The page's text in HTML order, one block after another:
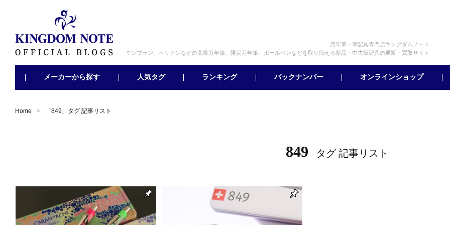
万年筆・筆記具専門店キングダムノート
モンブラン、ペリカンなどの高級万年筆、限定万年筆、ボールペンなどを取り揃える新品・中古筆記具の通販・買取サイト
メーカーから探す 人気タグ ランキング バックナンバー オンラインショップ
Home 「 849 」タグ 記事リスト
849 タグ 記事リスト